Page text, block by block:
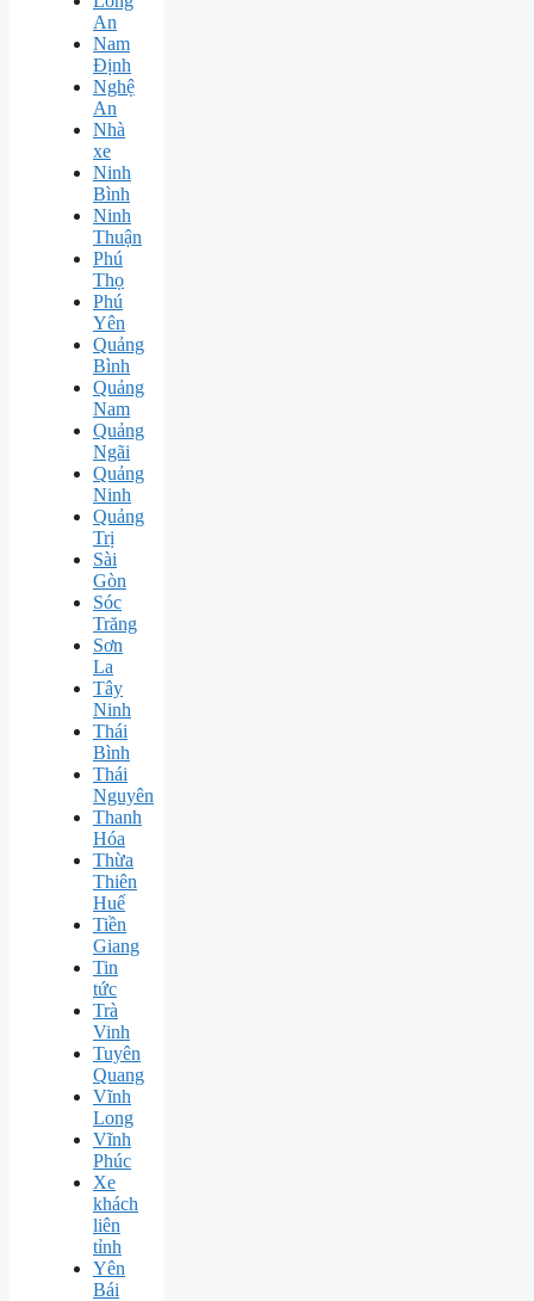
An
Nam
Định
Nghệ
An
Nhà
xe
Ninh
Bình
Ninh
Thuận
Phú
Thọ
Phú
Yên
Quảng
Bình
Quảng
Nam
Quảng
Ngãi
Quảng
Ninh
Quảng
Trị
Sài
Gòn
Sóc
Trăng
Sơn
La
Tây
Ninh
Thái
Bình
Thái
Nguyên
Thanh
Hóa
Thừa
Thiên
Huế
Tiền
Giang
Tin
tức
Trà
Vinh
Tuyên
Quang
Vĩnh
Long
Vĩnh
Phúc
Xe
khách
liên
tỉnh
Yên
Bái